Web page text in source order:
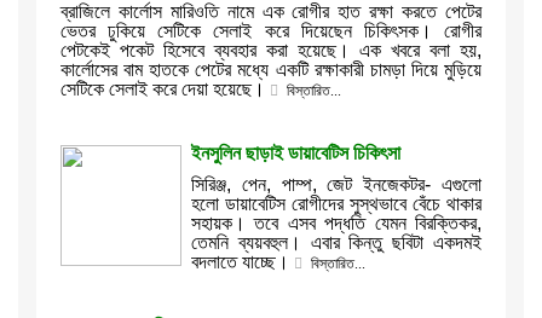
ব্রাজিলে কার্লোস মারিওতি নামে এক রোগীর হাত রক্ষা করতে পেটের
ভেতর ঢুকিয়ে সেটিকে সেলাই করে দিয়েছেন চিকিৎসক। রোগীর
পেটকেই পকেট হিসেবে ব্যবহার করা হয়েছে। এক খবরে বলা হয়,
কার্লোসের বাম হাতকে পেটের মধ্যে একটি রক্ষাকারী চামড়া দিয়ে মুড়িয়ে
সেটিকে সেলাই করে দেয়া হয়েছে।
বিস্তারিত...
ইনসুলিন ছাড়াই ডায়াবেটিস চিকিৎসা
সিরিঞ্জ, পেন, পাম্প, জেট ইনজেকটর- এগুলো
হলো ডায়াবেটিস রোগীদের সুস্থভাবে বেঁচে থাকার
সহায়ক। তবে এসব পদ্ধতি যেমন বিরক্তিকর,
তেমনি ব্যয়বহুল। এবার কিন্তু ছবিটা একদমই
বদলাতে যাচ্ছে।
বিস্তারিত...